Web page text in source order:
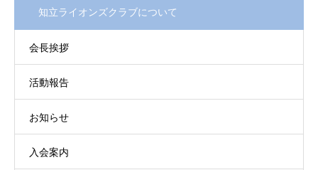
知立ライオンズクラブについて
会長挨拶
活動報告
お知らせ
入会案内